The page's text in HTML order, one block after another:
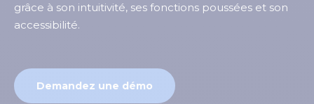
grâce à son intuitivité, ses fonctions poussées et son
accessibilité.
Demandez une démo